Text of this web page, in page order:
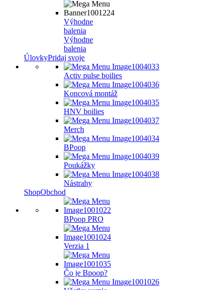
Výhodne
balenia
Výhodne
balenia
ÚlovkyPridaj svoje
Activ pulse boilies
Koncová montáž
HNV boilies
Merch
BPoop
Poukážky
Nástrahy
ShopObchod
BPoop PRO
Verzia 1
Čo je Bpoop?